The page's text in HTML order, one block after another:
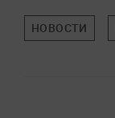
НОВОСТИ